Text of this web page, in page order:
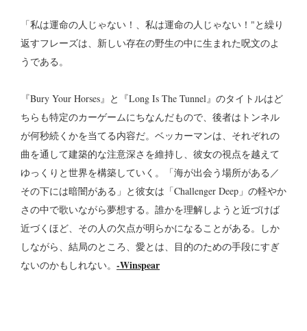
「私は運命の人じゃない！、私は運命の人じゃない！"と繰り
返すフレーズは、新しい存在の野生の中に生まれた呪文のよ
うである。
『Bury Your Horses』と『Long Is The Tunnel』のタイトルはど
ちらも特定のカーゲームにちなんだもので、後者はトンネル
が何秒続くかを当てる内容だ。ベッカーマンは、それぞれの
曲を通して建築的な注意深さを維持し、彼女の視点を越えて
ゆっくりと世界を構築していく。「海が出会う場所がある／
その下には暗闇がある」と彼女は「Challenger Deep」の軽やか
さの中で歌いながら夢想する。誰かを理解しようと近づけば
近づくほど、その人の欠点が明らかになることがある。しか
しながら、結局のところ、愛とは、目的のための手段にすぎ
ないのかもしれない。 -Winspear